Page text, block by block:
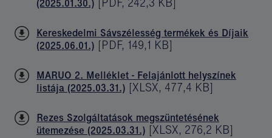
(2025.01.30.)
Kereskedelmi Sávszélesség termékek és Díjaik
(2025.06.01.) [PDF, 149,1 KB]
MARUO 2. Melléklet - Felajánlott helyszínek
listája (2025.03.31.) [XLSX, 477,4 KB]
Rezes Szolgáltatások megszüntetésének
ütemezése (2025.03.31.) [XLSX, 276,2 KB]